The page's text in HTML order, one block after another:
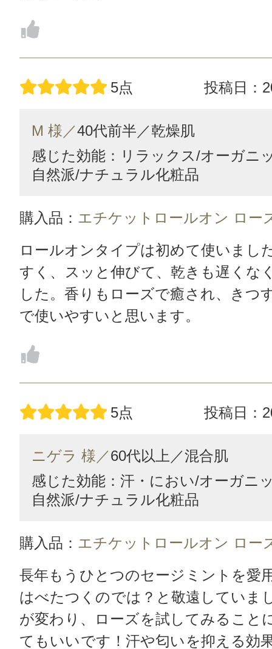
5点 投稿日：
M 様／40代前半／乾燥肌
感じた効能：リラックス/オーガニ
自然派/ナチュラル化粧品
購入品： エチケットロールオン ロー
ロールオンタイプは初めて使いまし
すく、スッと伸びて、乾きも遅くな
した。香りもローズで癒され、きつ
で使いやすいと思います。
5点 投稿日：
ニゲラ 様／60代以上／混合肌
感じた効能：汗・におい/オーガニ
自然派/ナチュラル化粧品
購入品： エチケットロールオン ロー
長年もうひとつのセージミントを愛
はべたつくのでは？と敬遠していま
が変わり、ローズを試してみること
てもいいです！汗や匂いを抑える効